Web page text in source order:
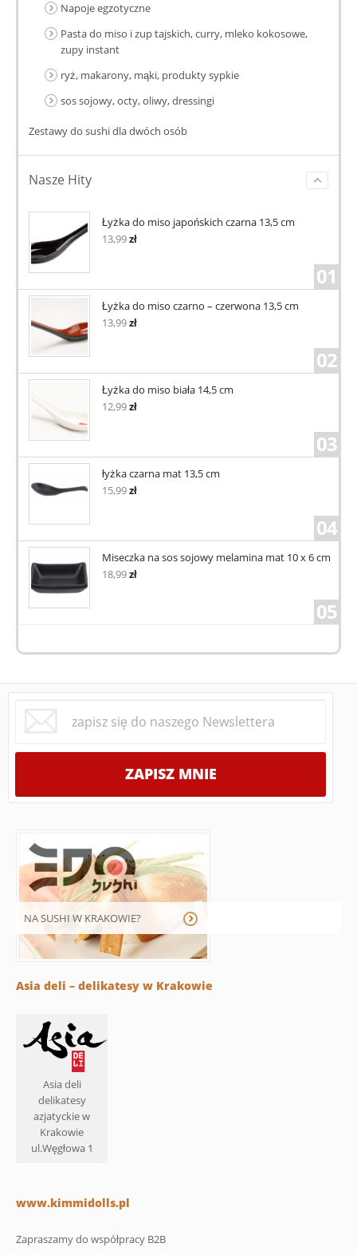
Napoje egzotyczne
Pasta do miso i zup tajskich, curry, mleko kokosowe,
zupy instant
ryż, makarony, mąki, produkty sypkie
sos sojowy, octy, oliwy, dressingi
Zestawy do sushi dla dwóch osób
Nasze Hity
Łyżka do miso japońskich czarna 13,5 cm
13,99zł
01
Łyżka do miso czarno – czerwona 13,5 cm
13,99zł
02
Łyżka do miso biała 14,5 cm
12,99zł
03
łyżka czarna mat 13,5 cm
15,99zł
04
Miseczka na sos sojowy melamina mat 10 x 6 cm
18,99zł
05
NA SUSHI W KRAKOWIE?
Asia deli – delikatesy w Krakowie
Asia deli
delikatesy
azjatyckie w
Krakowie
ul.Węgłowa 1
www.kimmidolls.pl
Zapraszamy do współpracy B2B